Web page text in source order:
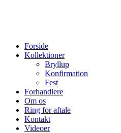
Forside
Kollektioner
Bryllup
Konfirmation
Fest
Forhandlere
Om os
Ring for aftale
Kontakt
Videoer